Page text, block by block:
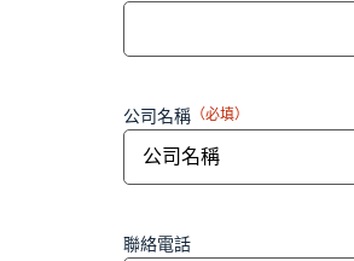
公司名稱 （必填）
聯絡電話